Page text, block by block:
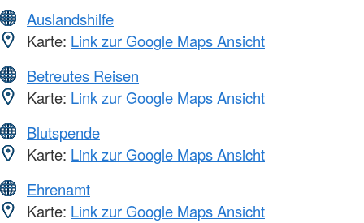
Auslandshilfe
Karte: Link zur Google Maps Ansicht
Betreutes Reisen
Karte: Link zur Google Maps Ansicht
Blutspende
Karte: Link zur Google Maps Ansicht
Ehrenamt
Karte: Link zur Google Maps Ansicht